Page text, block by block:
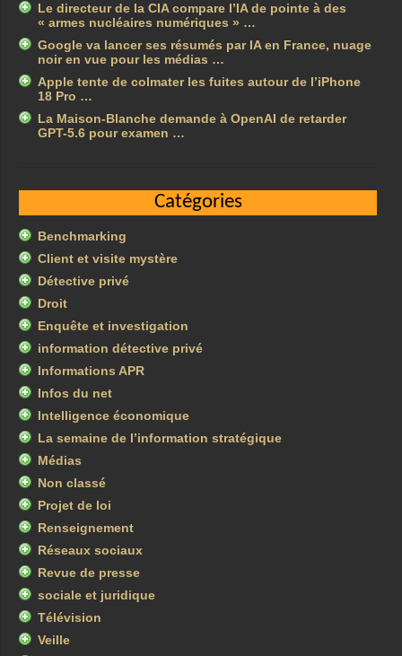
Le directeur de la CIA compare l’IA de pointe à des
« armes nucléaires numériques » …
Google va lancer ses résumés par IA en France, nuage
noir en vue pour les médias …
Apple tente de colmater les fuites autour de l’iPhone
18 Pro …
La Maison-Blanche demande à OpenAI de retarder
GPT-5.6 pour examen …
Catégories
Benchmarking
Client et visite mystère
Détective privé
Droit
Enquête et investigation
information détective privé
Informations APR
Infos du net
Intelligence économique
La semaine de l’information stratégique
Médias
Non classé
Projet de loi
Renseignement
Réseaux sociaux
Revue de presse
sociale et juridique
Télévision
Veille